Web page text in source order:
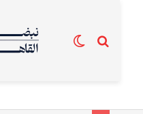
بحث عنالوضع المظلم